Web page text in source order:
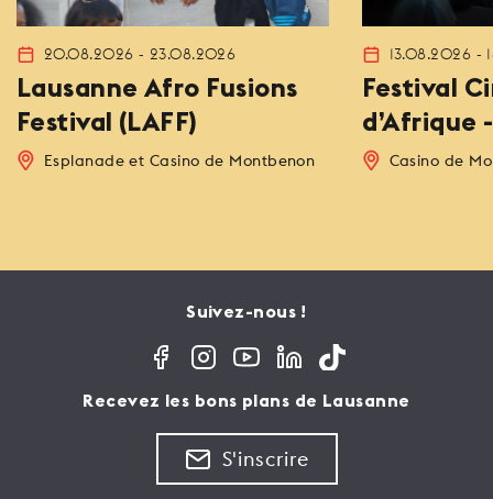
20.08.2026 - 23.08.2026
Lausanne Afro Fusions
Festival (LAFF)
Esplanade et Casino de Montbenon
13.08.2026 -
Festival
d’Afrique
Casino de
Suivez-nous !
Recevez les bons plans de Lausanne
S'inscrire